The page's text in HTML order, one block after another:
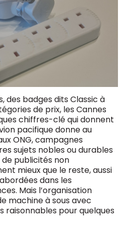
des badges dits Classic à
de prix, les Cannes
chiffres-clé qui donnent
pacifique donne au
ONG, campagnes
sujets nobles ou durables
publicités non
mieux que le reste, aussi
dans les
Mais l’organisation
machine à sous avec
raisonnables pour quelques